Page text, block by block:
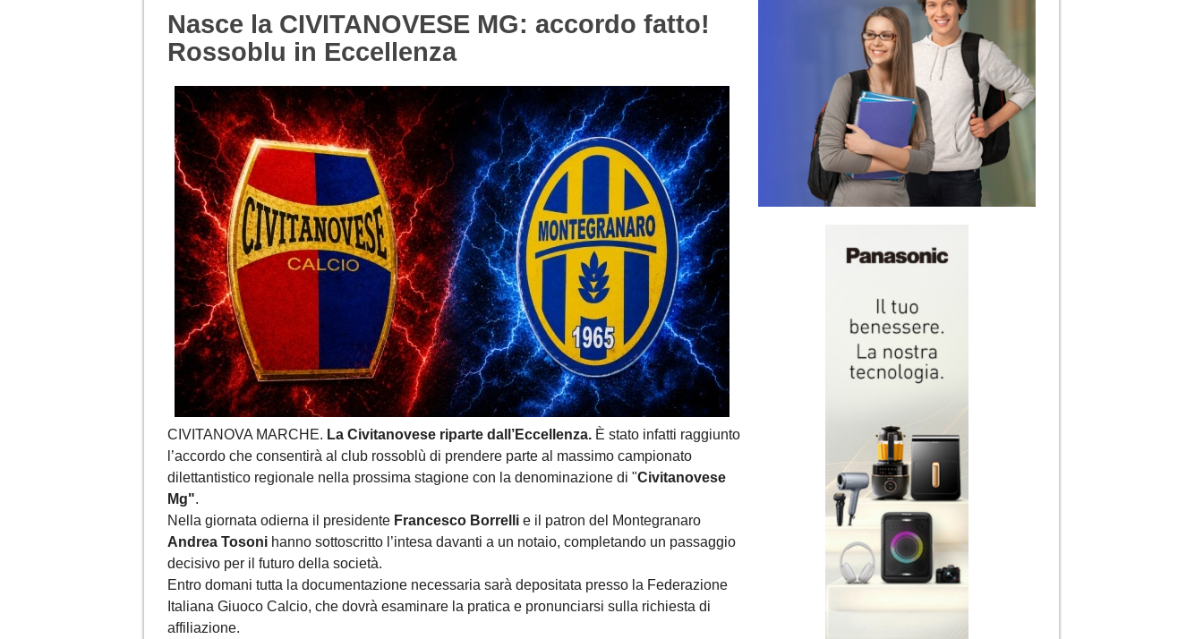
Nasce la CIVITANOVESE MG: accordo fatto!
Rossoblu in Eccellenza
CIVITANOVA MARCHE. La Civitanovese riparte dall’Eccellenza. È stato infatti raggiunto
l’accordo che consentirà al club rossoblù di prendere parte al massimo campionato
dilettantistico regionale nella prossima stagione con la denominazione di "Civitanovese
Mg".
Nella giornata odierna il presidente Francesco Borrelli e il patron del Montegranaro
Andrea Tosoni hanno sottoscritto l’intesa davanti a un notaio, completando un passaggio
decisivo per il futuro della società.
Entro domani tutta la documentazione necessaria sarà depositata presso la Federazione
Italiana Giuoco Calcio, che dovrà esaminare la pratica e pronunciarsi sulla richiesta di
affiliazione.